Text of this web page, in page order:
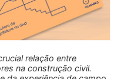
relação entre
na construção civil.